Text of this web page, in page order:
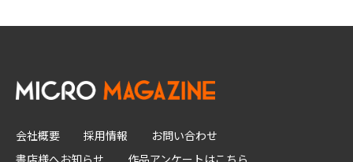
会社概要 採用情報
お問い合わせ
書店様へお知らせ
作品アンケートはこちら